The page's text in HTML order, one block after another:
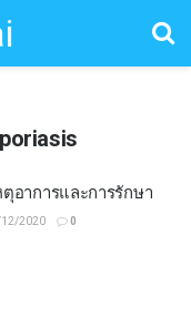
อาการและการรักษา
2020 0